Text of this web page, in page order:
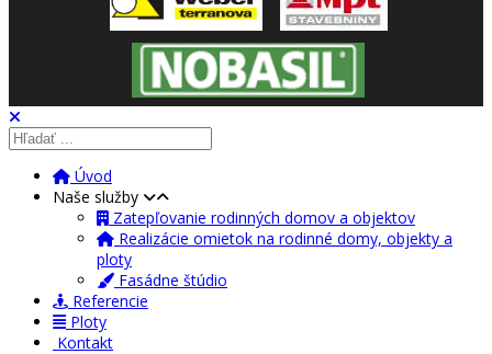
Úvod
Naše služby
Zatepľovanie rodinných domov a objektov
Realizácie omietok na rodinné domy, objekty a
ploty
Fasádne štúdio
Referencie
Ploty
Kontakt